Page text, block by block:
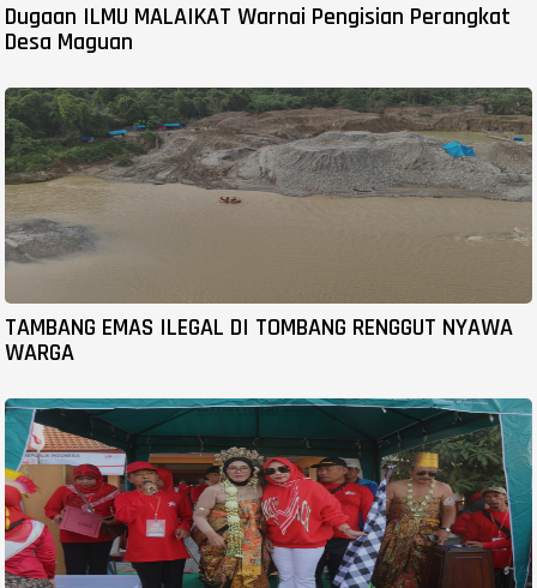
Dugaan ILMU MALAIKAT Warnai Pengisian Perangkat
Desa Maguan
TAMBANG EMAS ILEGAL DI TOMBANG RENGGUT NYAWA
WARGA